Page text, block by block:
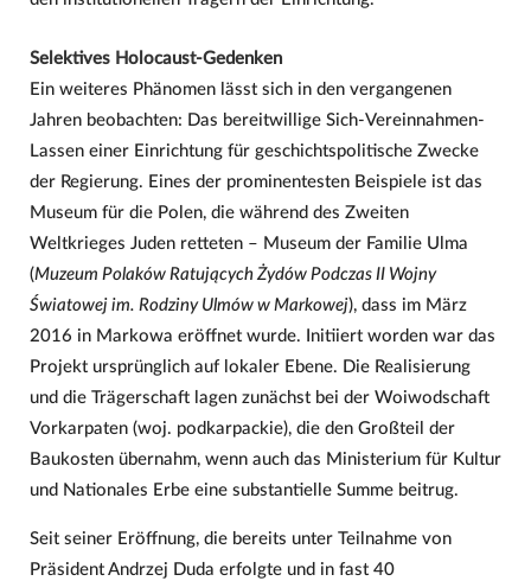
Selektives Holocaust-Gedenken
Ein weiteres Phänomen lässt sich in den vergangenen
Jahren beobachten: Das bereitwillige Sich-Vereinnahmen-
Lassen einer Einrichtung für geschichtspolitische Zwecke
der Regierung. Eines der prominentesten Beispiele ist das
Museum für die Polen, die während des Zweiten
Weltkrieges Juden retteten – Museum der Familie Ulma
(Muzeum Polaków Ratujących Żydów Podczas II Wojny
Światowej im. Rodziny Ulmów w Markowej), dass im März
2016 in Markowa eröffnet wurde. Initiiert worden war das
Projekt ursprünglich auf lokaler Ebene. Die Realisierung
und die Trägerschaft lagen zunächst bei der Woiwodschaft
Vorkarpaten (woj. podkarpackie), die den Großteil der
Baukosten übernahm, wenn auch das Ministerium für Kultur
und Nationales Erbe eine substantielle Summe beitrug.
Seit seiner Eröffnung, die bereits unter Teilnahme von
Präsident Andrzej Duda erfolgte und in fast 40